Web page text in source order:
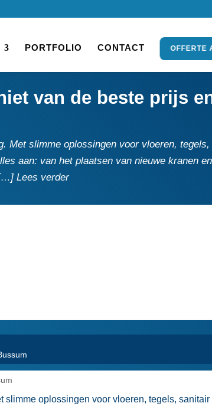
PORTFOLIO CONTACT OFFERTE
van de beste prijs
Met slimme oplossingen voor vloeren,
aan: van het plaatsen van nieuwe kranen
Lees verder
oplossingen voor vloeren, tegels,